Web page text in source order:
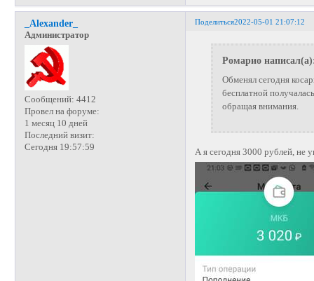
Поделиться2022-05-01 21:07:12
_Alexander_
Администратор
Сообщений: 4412
Провел на форуме:
1 месяц 10 дней
Последний визит:
Сегодня 19:57:59
Ромарио
Обменял сегодня
бесплатной
обращая внимания.
А я сегодня 3000 рублей, не